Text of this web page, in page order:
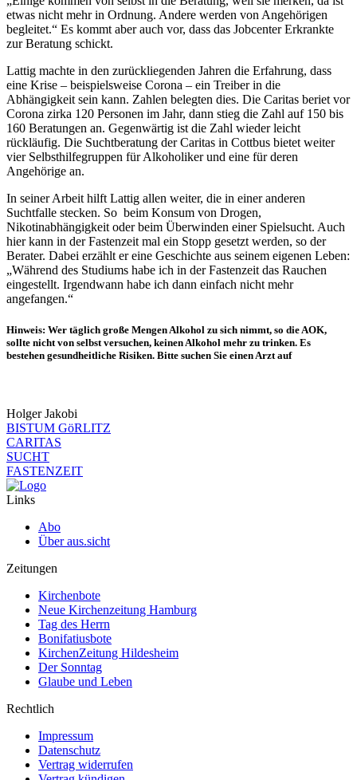
etwas nicht mehr in Ordnung. Andere werden von Angehörigen
begleitet.“ Es kommt aber auch vor, dass das Jobcenter Erkrankte
zur Beratung schickt.
Lattig machte in den zurückliegenden Jahren die Erfahrung, dass
eine Krise – beispielsweise Corona – ein Treiber in die
Abhängigkeit sein kann. Zahlen belegten dies. Die Caritas beriet vor
Corona zirka 120 Personen im Jahr, dann stieg die Zahl auf 150 bis
160 Beratungen an. Gegenwärtig ist die Zahl wieder leicht
rückläufig. Die Suchtberatung der Caritas in Cottbus bietet weiter
vier Selbsthilfegruppen für Alkoholiker und eine für deren
Angehörige an.
In seiner Arbeit hilft Lattig allen weiter, die in einer anderen
Suchtfalle stecken. So beim Konsum von Drogen,
Nikotinabhängigkeit oder beim Überwinden einer Spielsucht. Auch
hier kann in der Fastenzeit mal ein Stopp gesetzt werden, so der
Berater. Dabei erzählt er eine Geschichte aus seinem eigenen Leben:
„Während des Studiums habe ich in der Fastenzeit das Rauchen
eingestellt. Irgendwann habe ich dann einfach nicht mehr
angefangen.“
Hinweis: Wer täglich große Mengen Alkohol zu sich nimmt, so die AOK,
sollte nicht von selbst versuchen, keinen Alkohol mehr zu trinken. Es
bestehen gesundheitliche Risiken. Bitte suchen Sie einen Arzt auf
Holger Jakobi
BISTUM GöRLITZ
CARITAS
SUCHT
FASTENZEIT
Links
Abo
Über aus.sicht
Zeitungen
Kirchenbote
Neue Kirchenzeitung Hamburg
Tag des Herrn
Bonifatiusbote
KirchenZeitung Hildesheim
Der Sonntag
Glaube und Leben
Rechtlich
Impressum
Datenschutz
Vertrag widerrufen